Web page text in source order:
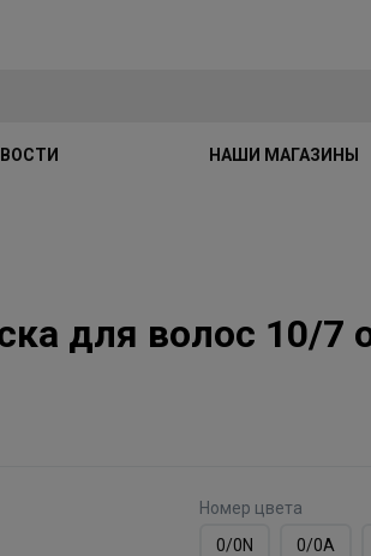
НАШИ МАГАЗИНЫ
для волос 10/
Номер цвета
0/0N
0/0А